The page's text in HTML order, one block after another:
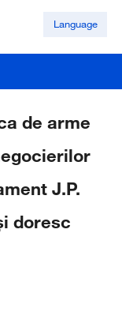
Language
de arme
J.P.
doresc